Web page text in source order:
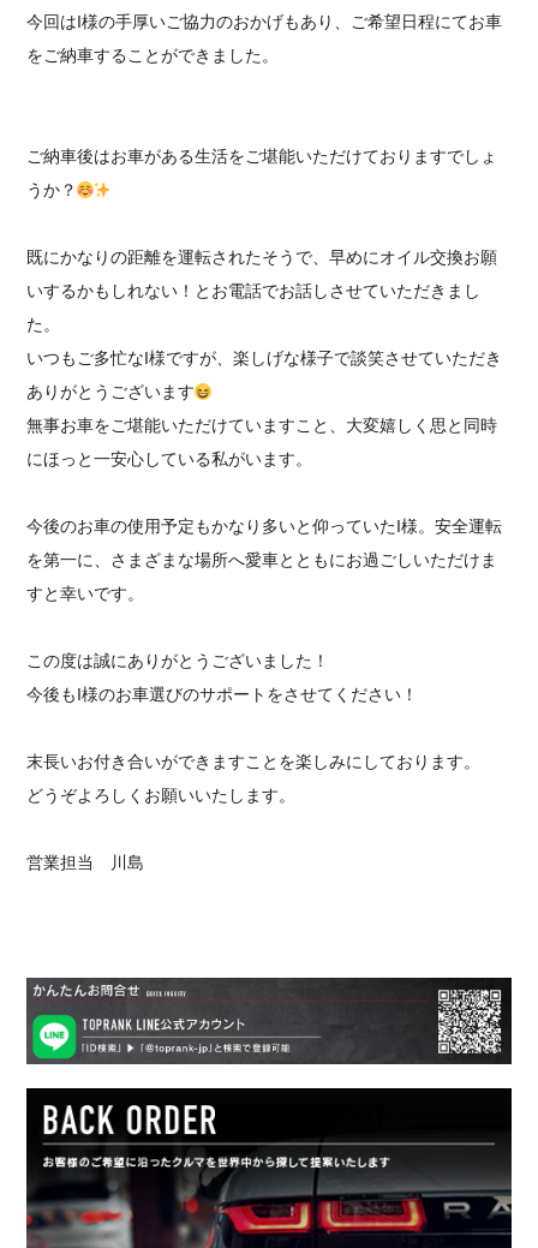
今回はI様の手厚いご協力のおかげもあり、ご希望日程にてお車
をご納車することができました。
ご納車後はお車がある生活をご堪能いただけておりますでしょ
うか？
既にかなりの距離を運転されたそうで、早めにオイル交換お願
いするかもしれない！とお電話でお話しさせていただきまし
た。
いつもご多忙なI様ですが、楽しげな様子で談笑させていただき
ありがとうございます
無事お車をご堪能いただけていますこと、大変嬉しく思と同時
にほっと一安心している私がいます。
今後のお車の使用予定もかなり多いと仰っていたI様。安全運転
を第一に、さまざまな場所へ愛車とともにお過ごしいただけま
すと幸いです。
この度は誠にありがとうございました！
今後もI様のお車選びのサポートをさせてください！
末長いお付き合いができますことを楽しみにしております。
どうぞよろしくお願いいたします。
営業担当 川島